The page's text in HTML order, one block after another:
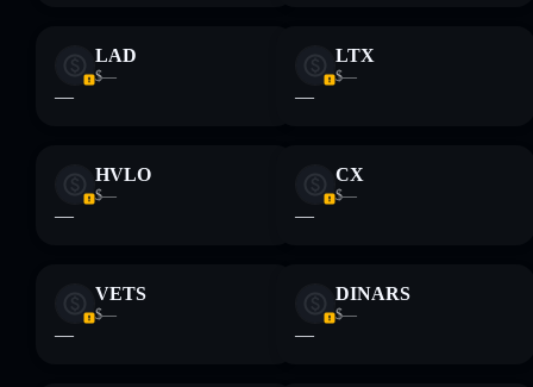
LAD
$—
—
LTX
$—
—
HVLO
$—
—
CX
$—
—
VETS
$—
—
DINARS
$—
—